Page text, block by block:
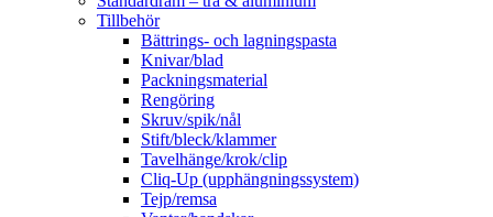
Tillbehör
Bättrings- och lagningspasta
Knivar/blad
Packningsmaterial
Rengöring
Skruv/spik/nål
Stift/bleck/klammer
Tavelhänge/krok/clip
Cliq-Up (upphängningssystem)
Tejp/remsa